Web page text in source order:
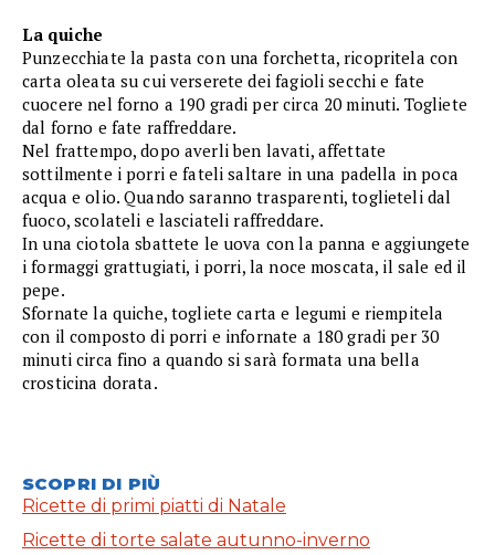
La quiche
Punzecchiate la pasta con una forchetta, ricopritela con
carta oleata su cui verserete dei fagioli secchi e fate
cuocere nel forno a 190 gradi per circa 20 minuti. Togliete
dal forno e fate raffreddare.
Nel frattempo, dopo averli ben lavati, affettate
sottilmente i porri e fateli saltare in una padella in poca
acqua e olio. Quando saranno trasparenti, toglieteli dal
fuoco, scolateli e lasciateli raffreddare.
In una ciotola sbattete le uova con la panna e aggiungete
i formaggi grattugiati, i porri, la noce moscata, il sale ed il
pepe.
Sfornate la quiche, togliete carta e legumi e riempitela
con il composto di porri e infornate a 180 gradi per 30
minuti circa fino a quando si sarà formata una bella
crosticina dorata.
SCOPRI DI PIÙ
Ricette di primi piatti di Natale
Ricette di torte salate autunno-inverno